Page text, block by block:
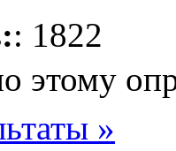
: 1822
этому
»